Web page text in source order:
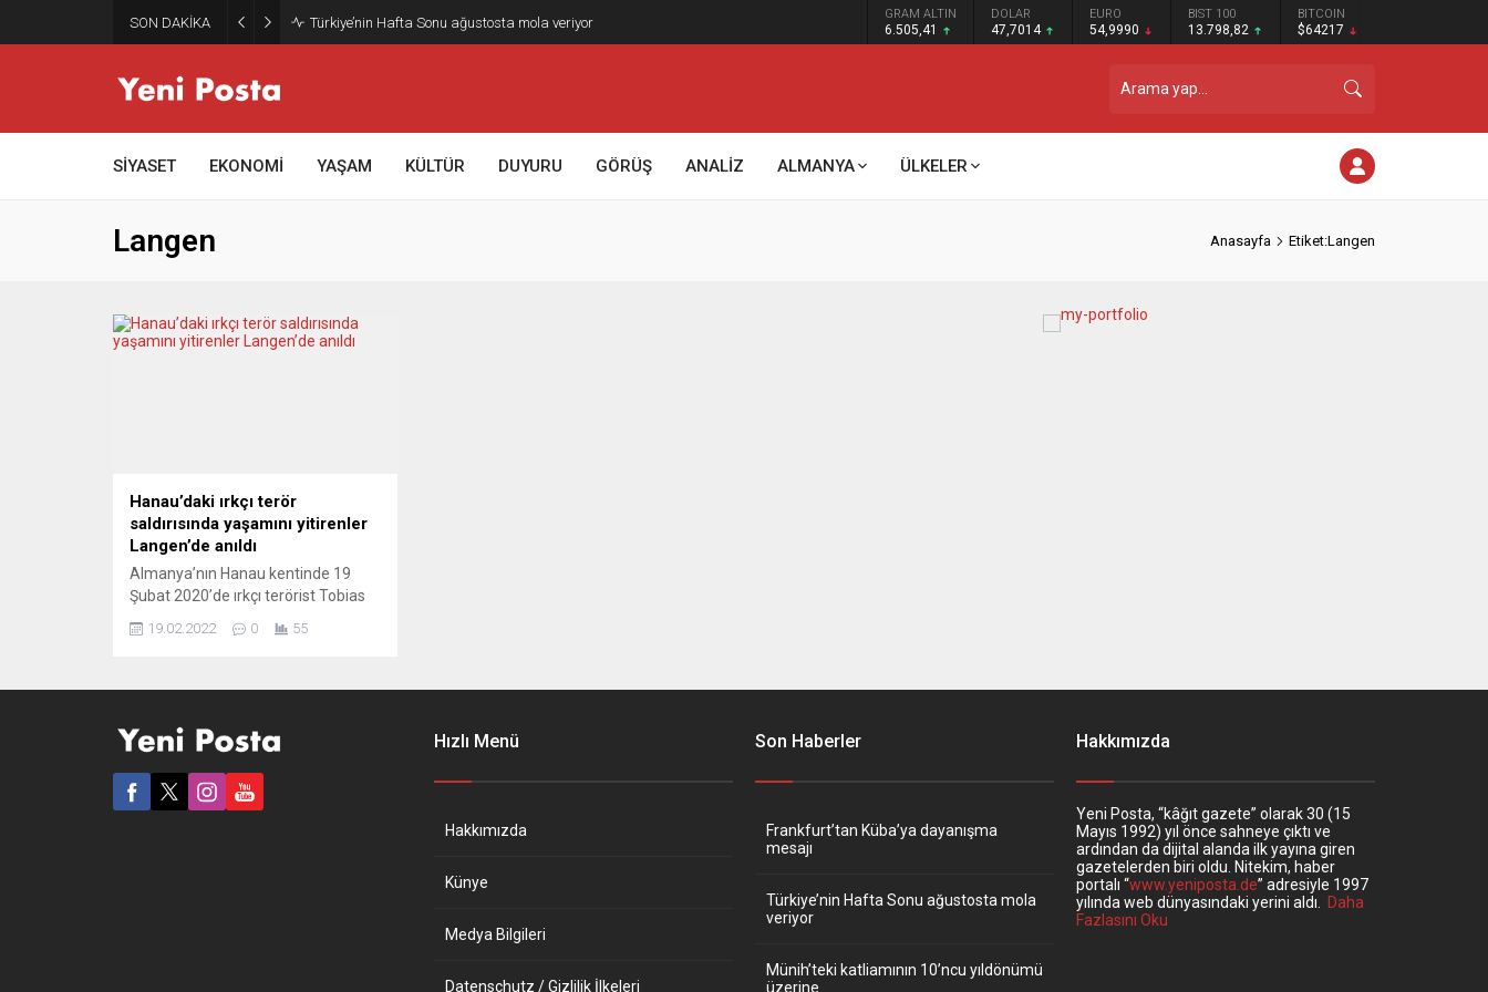
SON DAKİKA Türkiye’nin Hafta Sonu ağustosta mola veriyor GRAM ALTIN
6.505,41
DOLAR
47,7014
EURO
54,9990
BIST 100
13.798,82
BITCOIN
$64217
SİYASET EKONOMİ YAŞAM KÜLTÜR DUYURU GÖRÜŞ ANALİZ ALMANYA ÜLKELER
Langen Anasayfa Etiket:Langen
Hanau’daki ırkçı terör
saldırısında yaşamını yitirenler
Langen’de anıldı
Almanya’nın Hanau kentinde 19
Şubat 2020’de ırkçı terörist Tobias
Rathjen tarafından şehir
merkezindeki iki kafeye
düzenlendi. Langen Yabancılar
Meclisi tarafından belediye
binasında düzenlenen etkinliğe, ırkçı
terör saldırısında yakınlarını yitiren
19.02.2022 0 55
Hızlı Menü
Hakkımızda
Künye
Medya Bilgileri
Datenschutz / Gizlilik İlkeleri
Son Haberler
Frankfurt’tan Küba’ya dayanışma
mesajı
Türkiye’nin Hafta Sonu ağustosta mola
veriyor
Münih’teki katliamının 10’ncu yıldönümü
üzerine
Hakkımızda
Yeni Posta, “kâğıt gazete” olarak 30 (15
Mayıs 1992) yıl önce sahneye çıktı ve
ardından da dijital alanda ilk yayına giren
gazetelerden biri oldu. Nitekim, haber
portalı “www.yeniposta.de” adresiyle 1997
yılında web dünyasındaki yerini aldı. Daha
Fazlasını Oku